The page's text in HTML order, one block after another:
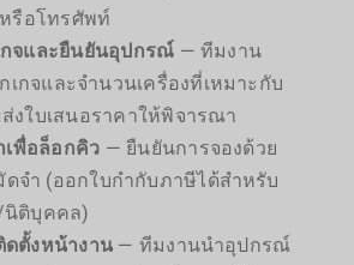
รือโทรศัพท์
กจและยืนยันอุปกรณ์ — ทีมงาน
เกจและจำนวนเครื่องที่เหมาะกับ
งใบเสนอราคาให้พิจารณา
เพื่อล็อกคิว — ยืนยันการจองด้วย
ดจำ (ออกใบกำกับภาษีได้สำหรับ
นิติบุคคล)
ดตั้งหน้างาน — ทีมงานนำอุปกรณ์